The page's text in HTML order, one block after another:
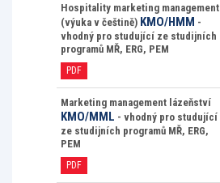
Hospitality marketing management
(výuka v češtině) KMO/HMM -
vhodný pro studující ze studijních
programů MŘ, ERG, PEM
PDF
Marketing management lázeňství
KMO/MML - vhodný pro studující
ze studijních programů MŘ, ERG,
PEM
PDF